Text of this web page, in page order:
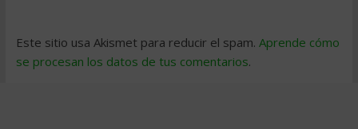
Este sitio usa Akismet para reducir el spam. Aprende cómo
se procesan los datos de tus comentarios.